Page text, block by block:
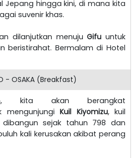
Jepang hingga kini, di mana kita
suvenir khas.
dilanjutkan menujuGifu untuk
beristirahat. Bermalam di Hotel
- OSAKA (Breakfast)
kita akan berangkat
Kuil Kiyomizu, kuil
sejak tahun 798 dan
kali kerusakan akibat perang